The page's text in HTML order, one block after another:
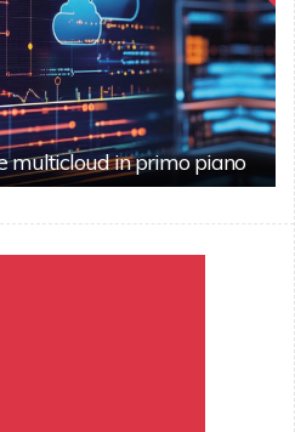
multicloud in primo piano